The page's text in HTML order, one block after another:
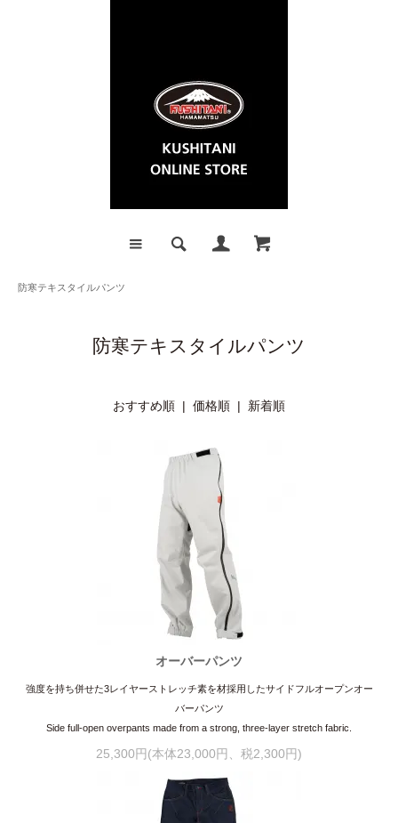
防寒テキスタイルパンツ
防寒テキスタイルパンツ
おすすめ順 | 価格順 | 新着順
オーバーパンツ
強度を持ち併せた3レイヤーストレッチ素を材採用したサイドフルオープンオー
バーパンツ
Side full-open overpants made from a strong, three-layer stretch fabric.
25,300円(本体23,000円、税2,300円)